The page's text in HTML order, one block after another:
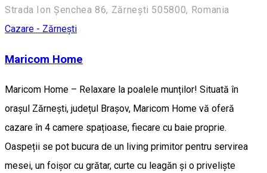
Strada Ion Șenchea 86, Zărnești 505800, Romania
Cazare - Zărnești
Maricom Home
Maricom Home – Relaxare la poalele munților! Situată în
orașul Zărnești, județul Brașov, Maricom Home vă oferă
cazare în 4 camere spațioase, fiecare cu baie proprie.
Oaspeții se pot bucura de un living primitor pentru servirea
mesei, un foișor cu grătar, curte cu leagăn și o priveliște